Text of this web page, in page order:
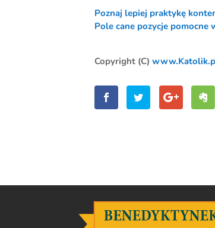
Poznaj lepiej praktykę
Pole cane pozycje
Copyright (C)